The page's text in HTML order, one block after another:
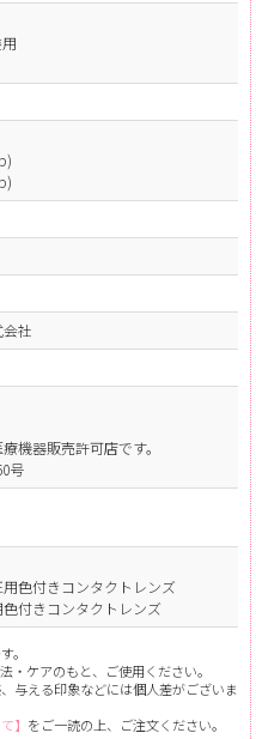
社
機器販売許可店です。
号
色付きコンタクトレンズ
付きコンタクトレンズ
。
ケアのもと、ご使用ください。
与える印象などには個人差がございま
】 をご一読の上、ご注文ください。